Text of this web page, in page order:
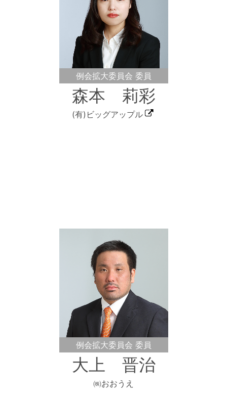
例会拡大委員会 委員
森本 莉彩
(有)ビッグアップル
例会拡大委員会 委員
大上 晋治
㈱おおうえ